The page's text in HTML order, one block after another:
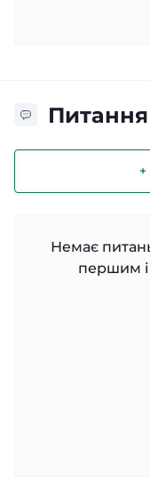
Питання
Немає
першим і